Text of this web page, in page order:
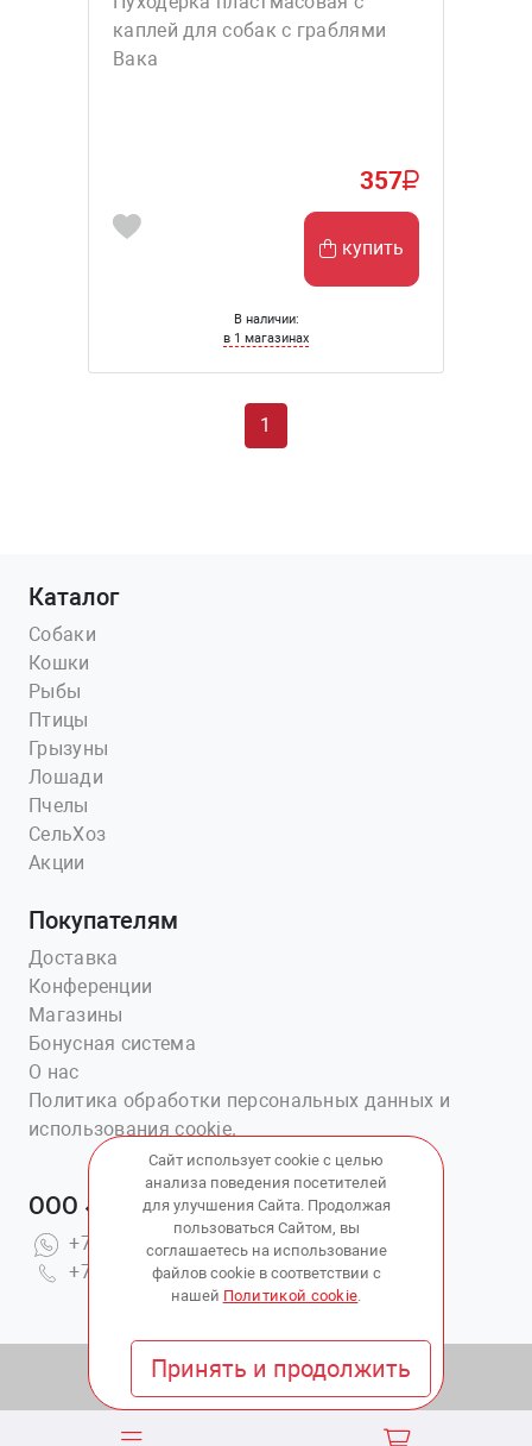
каплей для собак с граблями
Вака
357
купить
В наличии:
в 1 магазинах
1
Каталог
Собаки
Кошки
Рыбы
Птицы
Грызуны
Лошади
Пчелы
СельХоз
Акции
Покупателям
Доставка
Конференции
Магазины
Бонусная система
О нас
Политика обработки персональных данных и
использования cookie.
ООО «Ветаптека №1»
+7(914)703-76-43
+7(423)202-51-15 вн.4
© 2010 - 2026 Copyright:ВетАптека ДВ
Сайт использует cookie с целью
анализа поведения посетителей
для улучшения Сайта. Продолжая
пользоваться Сайтом, вы
соглашаетесь на использование
файлов cookie в соответствии с
нашей Политикой cookie.
Принять и продолжить